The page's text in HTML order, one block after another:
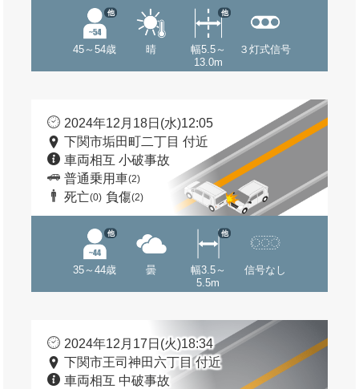
45～54歳
他
晴
幅5.5～
13.0m
他
３灯式信号
2024年12月18日(水)12:05
下関市垢田町二丁目 付近
車両相互 小破事故
普通乗用車(2)
死亡(0) 負傷(2)
35～44歳
他
曇
幅3.5～
5.5m
他
信号なし
2024年12月17日(火)18:34
下関市王司神田六丁目 付近
車両相互 中破事故